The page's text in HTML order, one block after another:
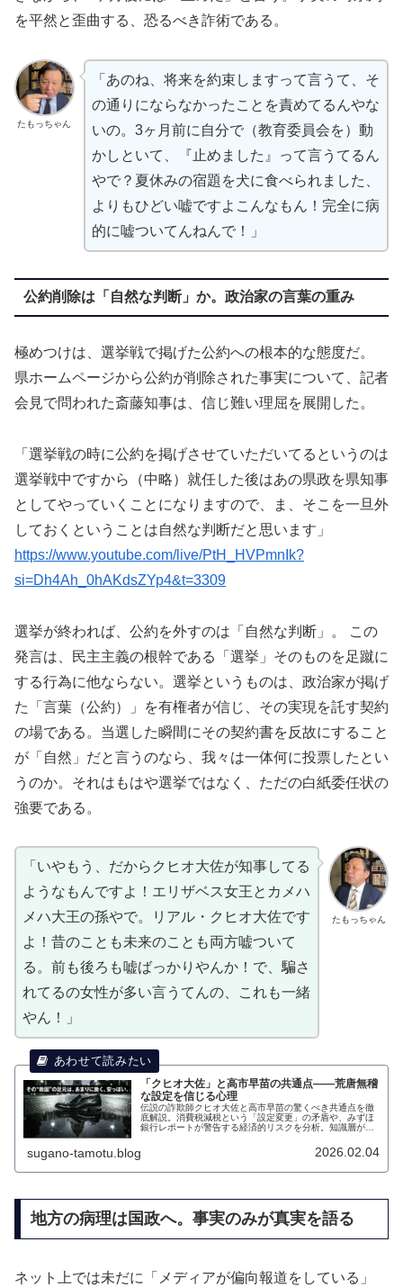
を平然と歪曲する、恐るべき詐術である。
たもっちゃん
「あのね、将来を約束しますって言うて、そ
の通りにならなかったことを責めてるんやな
いの。3ヶ月前に自分で（教育委員会を）動
かしといて、『止めました』って言うてるん
やで？夏休みの宿題を犬に食べられました、
よりもひどい嘘ですよこんなもん！完全に病
的に嘘ついてんねんで！」
公約削除は「自然な判断」か。政治家の言葉の重み
極めつけは、選挙戦で掲げた公約への根本的な態度だ。
県ホームページから公約が削除された事実について、記者
会見で問われた斎藤知事は、信じ難い理屈を展開した。
「選挙戦の時に公約を掲げさせていただいてるというのは
選挙戦中ですから（中略）就任した後はあの県政を県知事
としてやっていくことになりますので、ま、そこを一旦外
しておくということは自然な判断だと思います」
https://www.youtube.com/live/PtH_HVPmnIk?
si=Dh4Ah_0hAKdsZYp4&t=3309
選挙が終われば、公約を外すのは「自然な判断」。 この
発言は、民主主義の根幹である「選挙」そのものを足蹴に
する行為に他ならない。選挙というものは、政治家が掲げ
た「言葉（公約）」を有権者が信じ、その実現を託す契約
の場である。当選した瞬間にその契約書を反故にすること
が「自然」だと言うのなら、我々は一体何に投票したとい
うのか。それはもはや選挙ではなく、ただの白紙委任状の
強要である。
たもっちゃん
「いやもう、だからクヒオ大佐が知事してる
ようなもんですよ！エリザベス女王とカメハ
メハ大王の孫やで。リアル・クヒオ大佐です
よ！昔のことも未来のことも両方嘘ついて
る。前も後ろも嘘ばっかりやんか！で、騙さ
れてるの女性が多い言うてんの、これも一緒
やん！」
「クヒオ大佐」と高市早苗の共通点――荒唐無稽
な設定を信じる心理
伝説の詐欺師クヒオ大佐と高市早苗の驚くべき共通点を徹
底解説。消費税減税という「設定変更」の矛盾や、みずほ
銀行レポートが警告する経済的リスクを分析。知識層が離
sugano-tamotu.blog 2026.02.04
地方の病理は国政へ。事実のみが真実を語る
ネット上では未だに「メディアが偏向報道をしている」